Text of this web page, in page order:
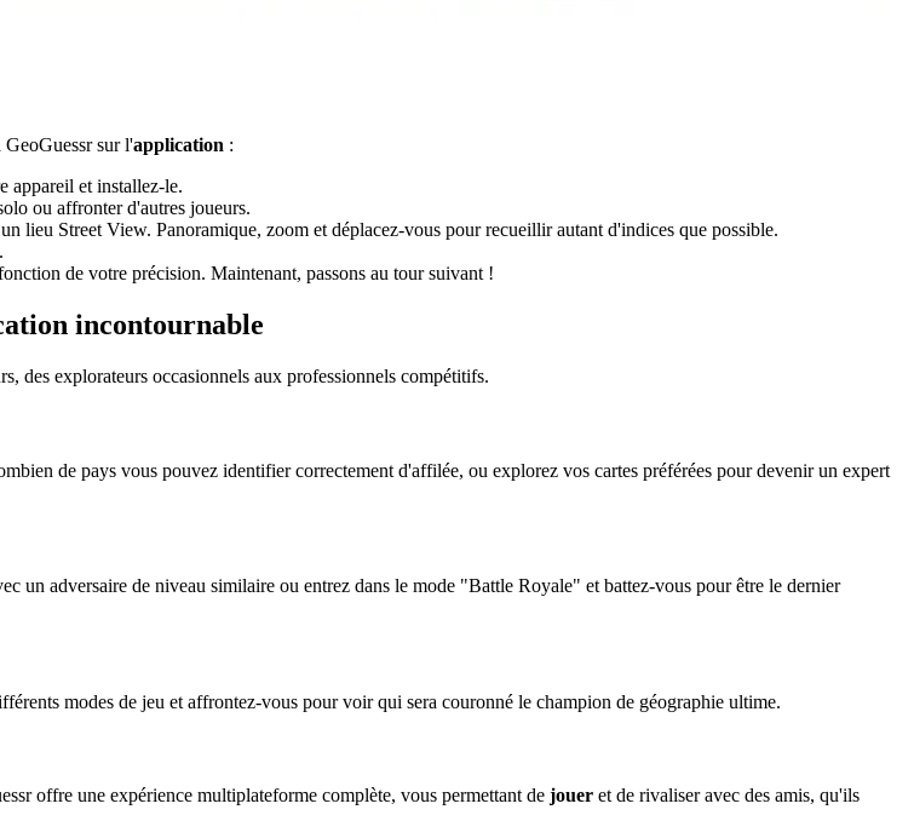
GeoGuessr sur l'application :
appareil et installez-le.
ou affronter d'autres joueurs.
lieu Street View. Panoramique, zoom et déplacez-vous pour recueillir autant d'indices que possible.
de votre précision. Maintenant, passons au tour suivant !
incontournable
des explorateurs occasionnels aux professionnels compétitifs.
de pays vous pouvez identifier correctement d'affilée, ou explorez vos cartes préférées pour devenir un expert
un adversaire de niveau similaire ou entrez dans le mode "Battle Royale" et battez-vous pour être le dernier
modes de jeu et affrontez-vous pour voir qui sera couronné le champion de géographie ultime.
offre une expérience multiplateforme complète, vous permettant de jouer et de rivaliser avec des amis, qu'ils